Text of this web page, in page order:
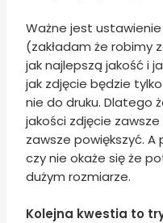
Ważne jest
(zakładam że robimy
jak najlepszą jakość i
jak zdjęcie będzie
nie do druku. Dlatego
jakości zdjęcie
zawsze powiększyć.
czy nie okaże się że
dużym rozmiarze.
Kolejna kwestia to